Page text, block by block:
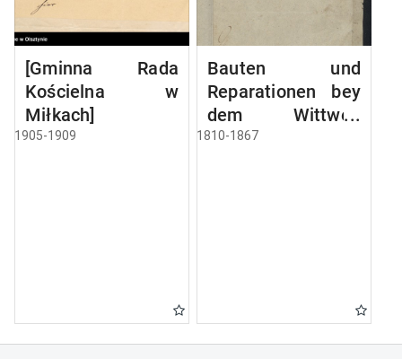
[Gminna Rada
Kościelna w
Miłkach]
1905-1909
Bauten und
Reparationen bey
dem Wittwen
Gebäude
1810-1867